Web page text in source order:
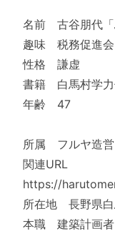
名前 古谷朋代「
趣味 税務促進会
性格 謙虚
書籍 白馬村学
年齢 47
所属 フルヤ造営
関連URL
https://
所在地 長野県
本職 建築計画者